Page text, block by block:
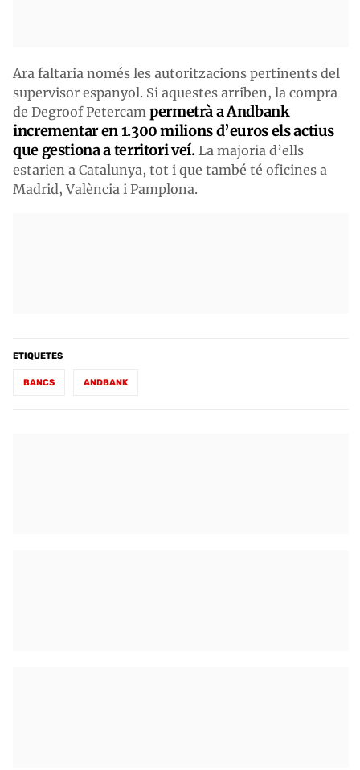
Ara faltaria només les autoritzacions pertinents del
supervisor espanyol. Si aquestes arriben, la compra
de Degroof Petercam permetrà a Andbank
incrementar en 1.300 milions d’euros els actius
que gestiona a territori veí.La majoria d’ells
estarien a Catalunya, tot i que també té oficines a
Madrid, València i Pamplona.
ETIQUETES
BANCS ANDBANK